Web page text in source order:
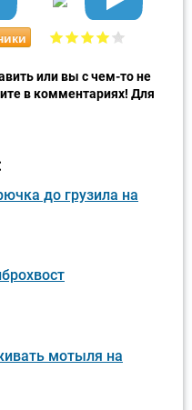
или вы с чем-то не
в комментариях! Для
до грузила на
мотыля на